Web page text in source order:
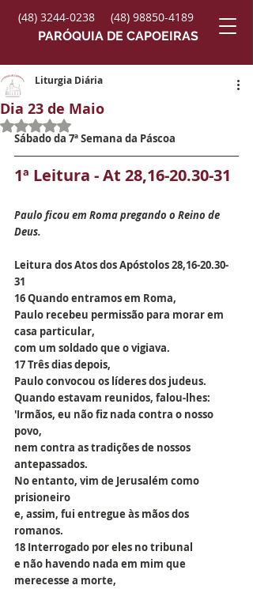
(48) 3244-0238
(48) 98850-4189
PARÓQUIA DE CAPOEIRAS
Dia 23 de Maio
Liturgia Diária
Avaliado com NaN de 5 estrelas.
Sábado da 7ª Semana da Páscoa
1ª Leitura - At 28,16-20.30-31
Paulo ficou em Roma pregando o Reino de
Deus.
Leitura dos Atos dos Apóstolos 28,16-20.30-
31
16 Quando entramos em Roma,
Paulo recebeu permissão para morar em
casa particular,
com um soldado que o vigiava.
17 Três dias depois,
Paulo convocou os líderes dos judeus.
Quando estavam reunidos, falou-lhes:
'Irmãos, eu não fiz nada contra o nosso
povo,
nem contra as tradições de nossos
antepassados.
No entanto, vim de Jerusalém como
prisioneiro
e, assim, fui entregue às mãos dos
romanos.
18 Interrogado por eles no tribunal
e não havendo nada em mim que
merecesse a morte,